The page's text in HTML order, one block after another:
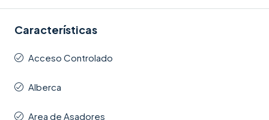
Características
Acceso Controlado
Alberca
Area de Asadores